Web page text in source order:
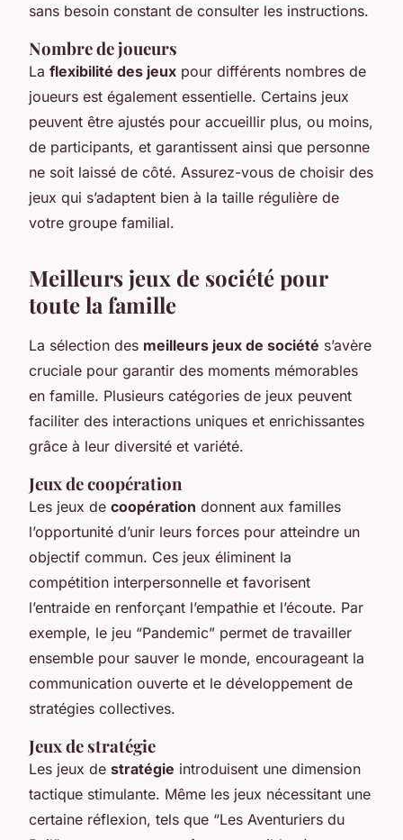
sans besoin constant de consulter les instructions.
Nombre de joueurs
La flexibilité des jeux pour différents nombres de
joueurs est également essentielle. Certains jeux
peuvent être ajustés pour accueillir plus, ou moins,
de participants, et garantissent ainsi que personne
ne soit laissé de côté. Assurez-vous de choisir des
jeux qui s’adaptent bien à la taille régulière de
votre groupe familial.
Meilleurs jeux de société pour
toute la famille
La sélection des meilleurs jeux de société s’avère
cruciale pour garantir des moments mémorables
en famille. Plusieurs catégories de jeux peuvent
faciliter des interactions uniques et enrichissantes
grâce à leur diversité et variété.
Jeux de coopération
Les jeux de coopération donnent aux familles
l’opportunité d’unir leurs forces pour atteindre un
objectif commun. Ces jeux éliminent la
compétition interpersonnelle et favorisent
l’entraide en renforçant l’empathie et l’écoute. Par
exemple, le jeu “Pandemic” permet de travailler
ensemble pour sauver le monde, encourageant la
communication ouverte et le développement de
stratégies collectives.
Jeux de stratégie
Les jeux de stratégie introduisent une dimension
tactique stimulante. Même les jeux nécessitant une
certaine réflexion, tels que “Les Aventuriers du